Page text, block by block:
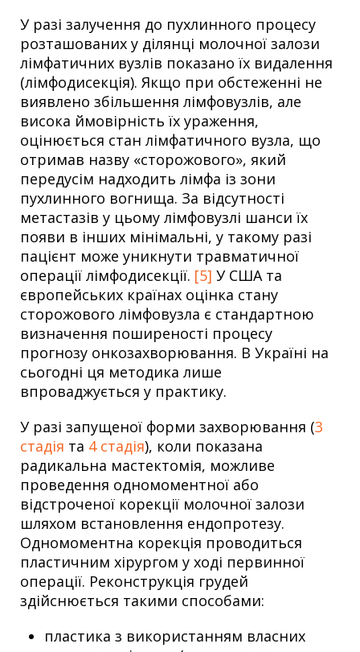
У разі залучення до пухлинного процесу
розташованих у ділянці молочної залози
лімфатичних вузлів показано їх видалення
(лімфодисекція). Якщо при обстеженні не
виявлено збільшення лімфовузлів, але
висока ймовірність їх ураження,
оцінюється стан лімфатичного вузла, що
отримав назву «сторожового», який
передусім надходить лімфа із зони
пухлинного вогнища. За відсутності
метастазів у цьому лімфовузлі шанси їх
появи в інших мінімальні, у такому разі
пацієнт може уникнути травматичної
операції лімфодисекції. [5] У США та
європейських країнах оцінка стану
сторожового лімфовузла є стандартною
визначення поширеності процесу
прогнозу онкозахворювання. В Україні на
сьогодні ця методика лише
впроваджується у практику.
У разі запущеної форми захворювання (3
стадія та 4 стадія), коли показана
радикальна мастектомія, можливе
проведення одномоментної або
відстроченої корекції молочної залози
шляхом встановлення ендопротезу.
Одномоментна корекція проводиться
пластичним хірургом у ході первинної
операції. Реконструкція грудей
здійснюється такими способами:
пластика з використанням власних